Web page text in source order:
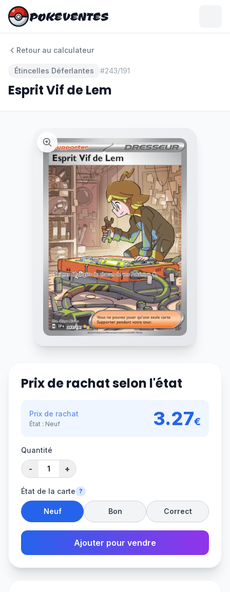
POKEVENTES
POKEVENTES
Retour au calculateur
Étincelles Déferlantes #243/191
Esprit Vif de Lem
Prix de rachat selon l'état
Prix de rachat
État : Neuf 3.27€
Quantité
- +
État de la carte ?
Neuf Bon Correct
Ajouter pour vendre